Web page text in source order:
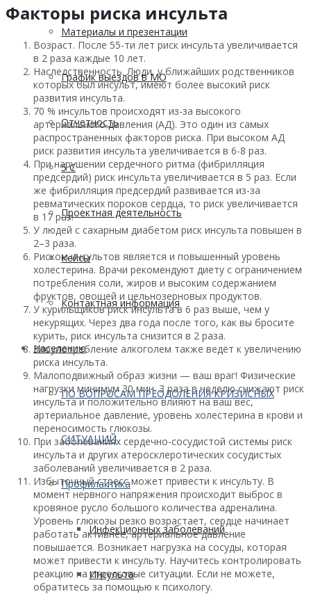
Материалы и презентации
График выездов в МО
Отчетность
5 С
Проектная деятельность
Кейсы
Контактная информация
Населению
ПО ВОПРОСАМ ПРЕОДОЛЕНИЯ КРИЗИСНЫХ
СИТУАЦИЙ
Профилактика
Инфекционных заболеваний
Инсульта
Факторы риска инсульта
Возраст. После 55-ти лет риск инсульта увеличивается
в 2 раза каждые 10 лет.
Наследственность. Люди, у ближайших родственников
которых был инсульт, имеют более высокий риск
развития инсульта.
70 % инсультов происходят из-за высокого
артериального давления (АД). Это один из самых
распространенных факторов риска. При высоком АД
риск развития инсульта увеличивается в 6-8 раз.
При нарушении сердечного ритма (фибрилляция
предсердий) риск инсульта увеличивается в 5 раз. Если
же фибрилляция предсердий развивается из-за
ревматических пороков сердца, то риск увеличивается
в 17 раз!
У людей с сахарным диабетом риск инсульта повышен в
2–3 раза.
Риском инсультов является и повышенный уровень
холестерина. Врачи рекомендуют диету с ограничением
потребления соли, жиров и высоким содержанием
фруктов, овощей и цельнозерновых продуктов.
У курильщиков риск инсульта в 6 раз выше, чем у
некурящих. Через два года после того, как вы бросите
курить, риск инсульта снизится в 2 раза.
Злоупотребление алкоголем также ведёт к увеличению
риска инсульта.
Малоподвижный образ жизни — ваш враг! Физические
нагрузки минимум 30 мин. 3 раза в неделю снижают риск
инсульта и положительно влияют на ваш вес,
артериальное давление, уровень холестерина в крови и
переносимость глюкозы.
При заболеваниях сердечно-сосудистой системы риск
инсульта и других атеросклеротических сосудистых
заболеваний увеличивается в 2 раза.
Избыточный стресс может привести к инсульту. В
момент нервного напряжения происходит выброс в
кровяное русло большого количества адреналина.
Уровень глюкозы резко возрастает, сердце начинает
работать активнее, артериальное давление
повышается. Возникает нагрузка на сосуды, которая
может привести к инсульту. Научитесь контролировать
реакцию на стрессовые ситуации. Если не можете,
обратитесь за помощью к психологу.